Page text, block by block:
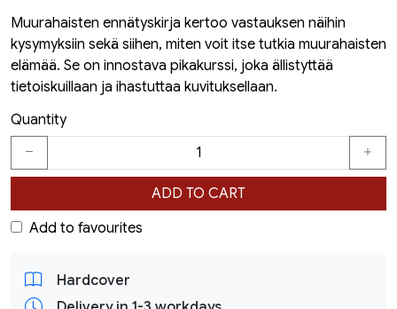
Muurahaisten ennätyskirja kertoo vastauksen näihin
kysymyksiin sekä siihen, miten voit itse tutkia muurahaisten
elämää. Se on innostava pikakurssi, joka ällistyttää
tietoiskuillaan ja ihastuttaa kuvituksellaan.
Quantity
ADD TO CART
Add to favourites
Hardcover